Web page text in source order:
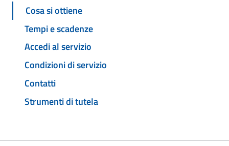
Cosa si ottiene
Tempi e scadenze
Accedi al servizio
Condizioni di servizio
Contatti
Strumenti di tutela